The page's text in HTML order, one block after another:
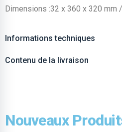
Dimensions :32 x 360 x 320 mm
Informations techniques
Contenu de la livraison
Nouveaux